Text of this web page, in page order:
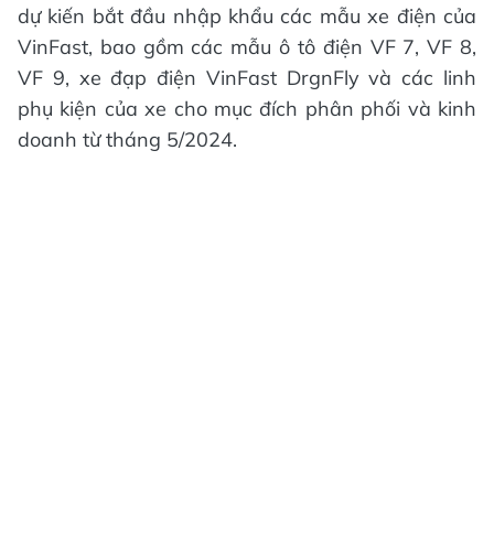
dự kiến bắt đầu nhập khẩu các mẫu xe điện của
VinFast, bao gồm các mẫu ô tô điện VF 7, VF 8,
VF 9, xe đạp điện VinFast DrgnFly và các linh
phụ kiện của xe cho mục đích phân phối và kinh
doanh từ tháng 5/2024.